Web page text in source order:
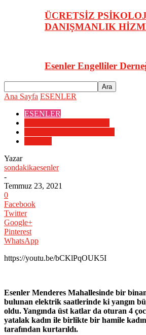
ÜCRETSİZ
DANIŞMANLIK
Esenler Engelliler
Ana Sayfa ESENLER
ESENLER
Yazar
sondakikaesenler
-
Temmuz 23, 2021
0
Facebook
Twitter
Google+
Pinterest
WhatsApp
https://youtu.be/bCKlPqOUK5I
Esenler Menderes Mahallesinde bir
bulunan elektrik saatlerinde ki yangın
oldu. Yangında üst katlar da oturan 4
yatalak kadın ile birlikte bir hamile
tarafından kurtarıldı.